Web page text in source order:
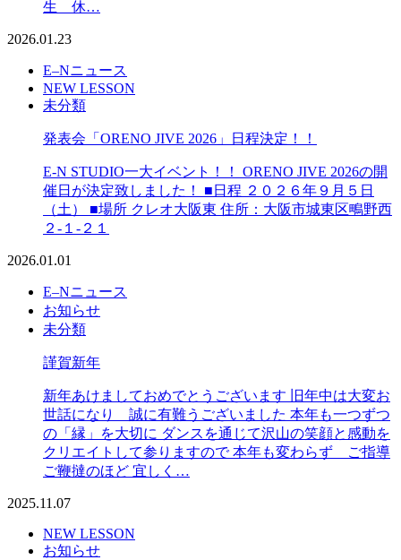
生 休…
2026.01.23
E–Nニュース
NEW LESSON
未分類
発表会「ORENO JIVE 2026」日程決定！！
E-N STUDIO一大イベント！！ ORENO JIVE 2026の開
催日が決定致しました！ ■日程 ２０２６年９月５日
（土） ■場所 クレオ大阪東 住所：大阪市城東区鴫野西
２-１-２１
2026.01.01
E–Nニュース
お知らせ
未分類
謹賀新年
新年あけましておめでとうございます 旧年中は大変お
世話になり 誠に有難うございました 本年も一つずつ
の「縁」を大切に ダンスを通じて沢山の笑顔と感動を
クリエイトして参りますので 本年も変わらず ご指導
ご鞭撻のほど 宜しく…
2025.11.07
NEW LESSON
お知らせ